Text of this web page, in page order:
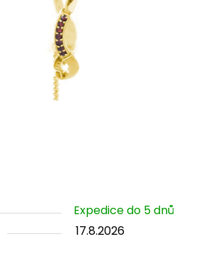
Expedice do 5 dnů
17.8.2026